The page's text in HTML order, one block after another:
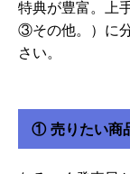
特典が豊富。上
③その他。）に
さい。
① 売りたい商